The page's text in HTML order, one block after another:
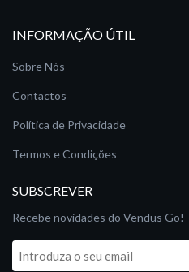
INFORMAÇÃO ÚTIL
Sobre Nós
Contactos
Política de Privacidade
Termos e Condições
SUBSCREVER
Recebe novidades do Vendus Go!